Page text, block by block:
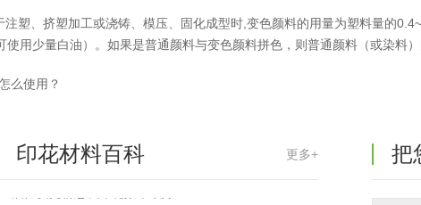
注塑、挤塑加工或浇铸、模压、固化成型时,变色颜料的用量为塑料量的
使用少量白油）。如果是普通颜料与变色颜料拼色，则普通颜料（或染料
么使用？
印花材料百科 更多+
温变粉丝印到底用多少目网版？这篇... 2026-06-11
反光粉太久不用结块要怎么处理？
油性反光粉怎么印花效果最好？ 2025-06-18
把